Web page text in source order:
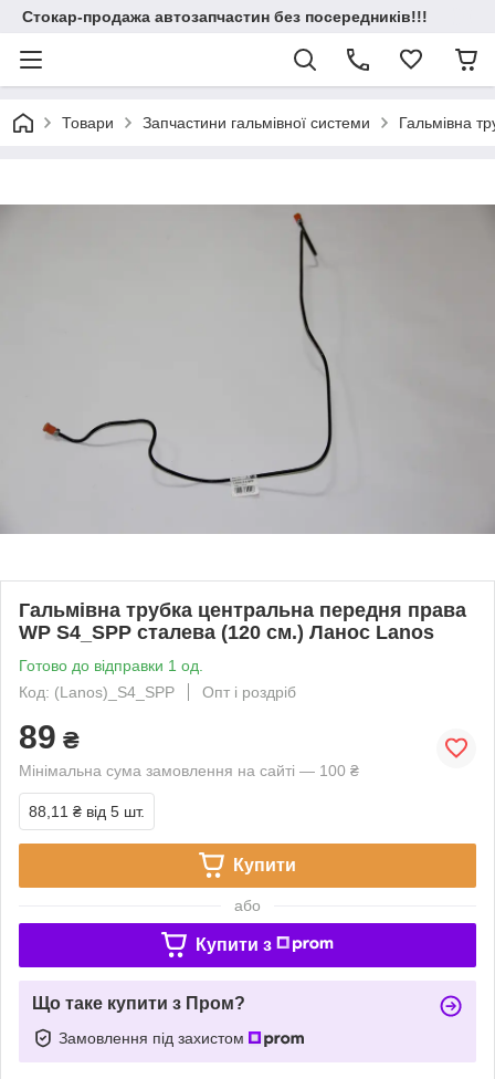
Стокар-продажа автозапчастин без посередників!!!
Товари Запчастини гальмівної системи Гальмівна
Гальмівна трубка центральна передня права
WP S4_SPP сталева (120 см.) Ланос Lanos
Готово до відправки 1 од.
Код: (Lanos)_S4_SPP
Опт і роздріб
89 ₴
Мінімальна сума замовлення на сайті — 100 ₴
88,11 ₴ від 5 шт.
Купити
або
Купити з
Що таке купити з Пром?
Замовлення під захистом